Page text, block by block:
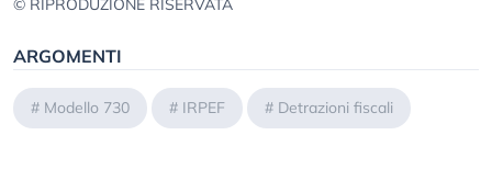
© RIPRODUZIONE RISERVATA
ARGOMENTI
# Modello 730 # IRPEF # Detrazioni fiscali